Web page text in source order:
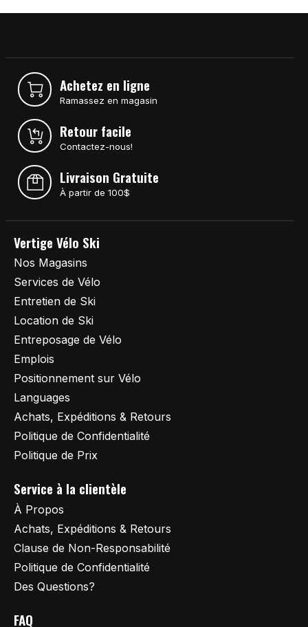
Achetez en ligne
Ramassez en magasin
Retour facile
Contactez-nous!
Livraison Gratuite
À partir de 100$
Vertige Vélo Ski
Nos Magasins
Services de Vélo
Entretien de Ski
Location de Ski
Entreposage de Vélo
Emplois
Positionnement sur Vélo
Languages
Achats, Expéditions & Retours
Politique de Confidentialité
Politique de Prix
Service à la clientèle
À Propos
Achats, Expéditions & Retours
Clause de Non-Responsabilité
Politique de Confidentialité
Des Questions?
FAQ